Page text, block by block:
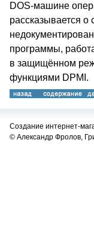
DOS-машине
рассказывается о
программы,
в защищённом
функциями DPMI.
Создание интернет-
© Александр Фролов,